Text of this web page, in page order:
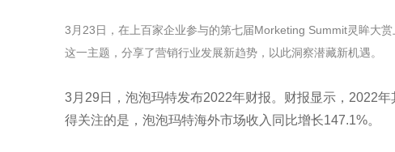
3月23日，在上百家企业参与的第七届Morketing Summit灵眸大赏
这一主题，分享了营销行业发展新趋势，以此洞察潜藏新机遇。
3月29日，泡泡玛特发布2022年财报。财报显示，2022
得关注的是，泡泡玛特海外市场收入同比增长147.1%。